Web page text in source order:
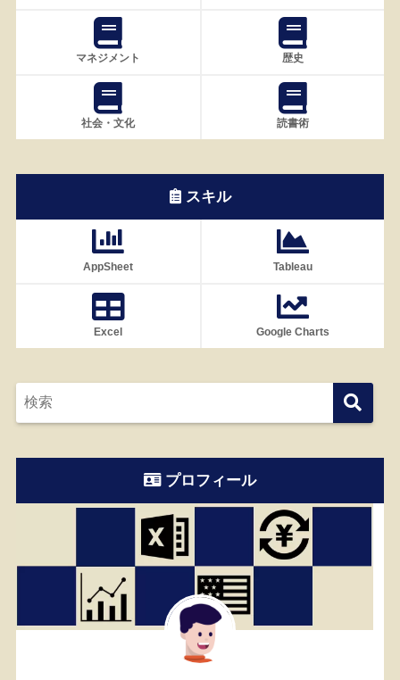
マネジメント 歴史
社会・文化 読書術
スキル
AppSheet Tableau
Excel Google Charts
プロフィール